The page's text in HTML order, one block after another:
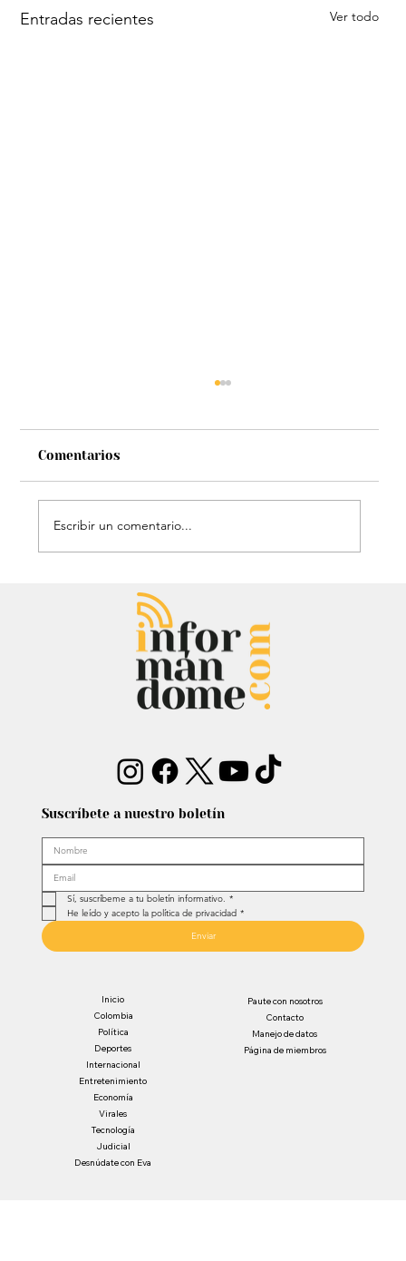
Entradas recientes Ver todo
Audiencia de Maduro en Estados
Unidos: Debate por fondos para su
defensa marca el proceso
Comentarios
Escribir un comentario...
Suscríbete a nuestro boletín
Sí, suscríbeme a tu boletín informativo. *
He leído y acepto la política de privacidad *
Enviar
Inicio
Colombia
Política
Deportes
Internacional
Entretenimiento
Economía
Virales
Tecnología
Judicial
Desnúdate con Eva
Paute con nosotros
Contacto
Manejo de datos
Página de miembros